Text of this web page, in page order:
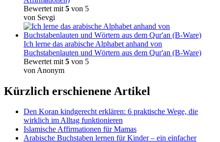
Bewertet mit 5 von 5
von Sevgi
Ich lerne das arabische Alphabet anhand von
Buchstabenlauten und Wörtern aus dem Qur'an (B-Ware)
Bewertet mit 5 von 5
von Anonym
Kürzlich erschienene Artikel
Den Koran kindgerecht erklären: 6 praktische Wege, die
wirklich im Alltag funktionieren
Islamische Affirmationen für Mamas
Arabische Buchstaben lernen für Kinder – ein einfacher